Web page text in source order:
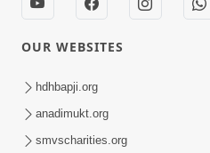
OUR WEBSITES
hdhbapji.org
anadimukt.org
smvscharities.org